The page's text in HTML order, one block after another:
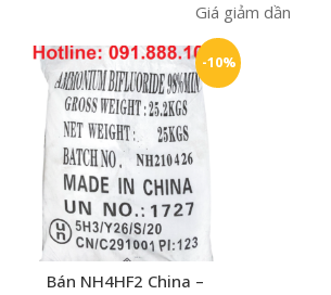
Giá giảm dần
-10%
Bán NH4HF2 China –